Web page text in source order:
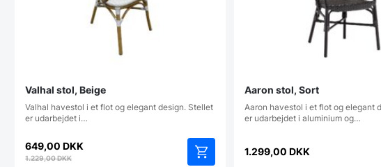
Valhal stol, Beige
Valhal havestol i et flot og elegant design. Stellet
er udarbejdet i…
649,00 DKK
1.229,00DKK
Aaron stol, Sort
Aaron havestol i et flot og elegant
er udarbejdet i aluminium og…
1.299,00DKK